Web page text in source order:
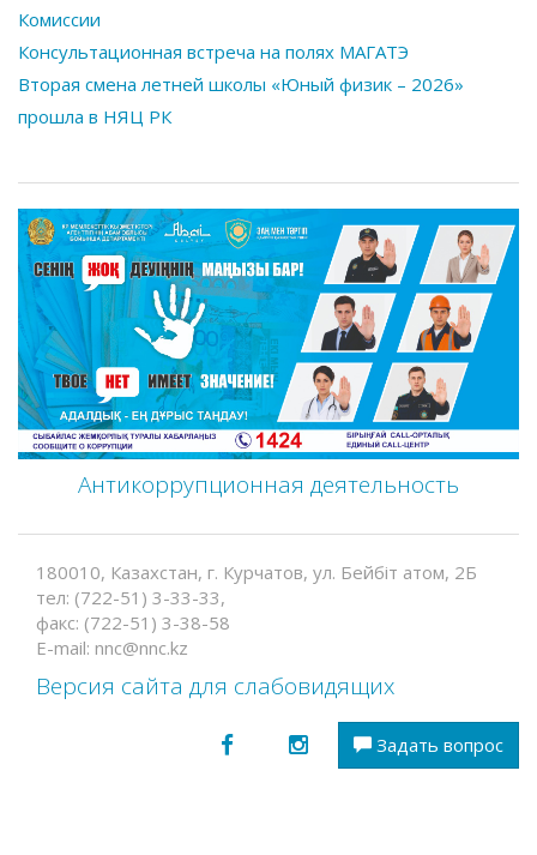
Комиссии
Консультационная встреча на полях МАГАТЭ
Вторая смена летней школы «Юный физик – 2026»
прошла в НЯЦ РК
Антикоррупционная деятельность
180010, Казахстан, г. Курчатов, ул. Бейбіт атом, 2Б
тел: (722-51) 3-33-33,
факс: (722-51) 3-38-58
E-mail: nnc@nnc.kz
Версия сайта для слабовидящих
Задать вопрос